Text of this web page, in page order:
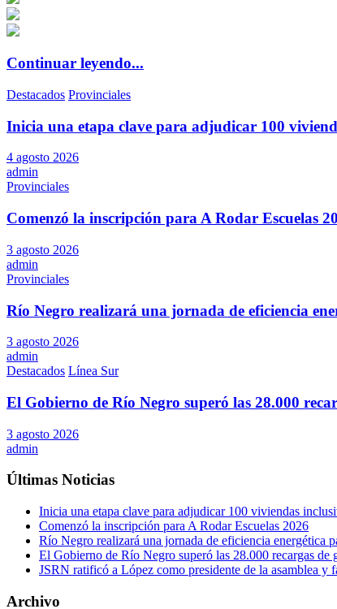
Continuar leyendo...
Destacados Provinciales
Inicia una etapa clave para adjudicar 100
4 agosto 2026
admin
Provinciales
Comenzó la inscripción para A Rodar Escuelas
3 agosto 2026
admin
Provinciales
Río Negro realizará una jornada de eficiencia
3 agosto 2026
admin
Destacados Línea Sur
El Gobierno de Río Negro superó las 28.000
3 agosto 2026
admin
Últimas Noticias
Inicia una etapa clave para adjudicar 100 viviendas
Comenzó la inscripción para A Rodar Escuelas 2026
Río Negro realizará una jornada de eficiencia energética
El Gobierno de Río Negro superó las 28.000 recargas de
JSRN ratificó a López como presidente de la asamblea y
Archivo